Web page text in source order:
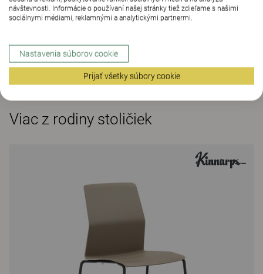
Viac z rodiny stoličiek
návštevnosti. Informácie o používaní našej stránky tiež zdieľame s našimi
sociálnymi médiami, reklamnými a analytickými partnermi.
Nastavenia súborov cookie
Prijať všetky súbory cookie